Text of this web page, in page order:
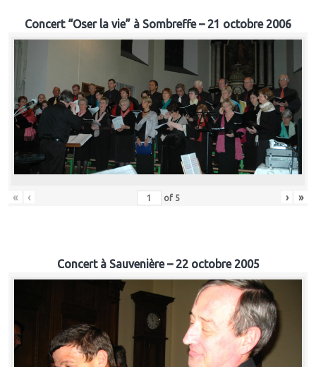
Concert “Oser la vie” à Sombreffe – 21 octobre 2006
« ‹ of 5 › »
Concert à Sauvenière – 22 octobre 2005